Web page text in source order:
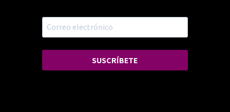
SUSCRÍBETE